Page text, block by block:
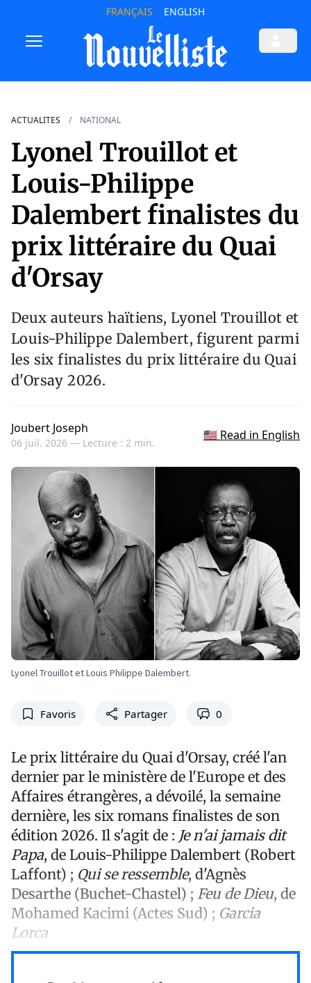
FRANÇAIS ENGLISH
ACTUALITES NATIONAL
Lyonel Trouillot et
Louis-Philippe
Dalembert finalistes du
prix littéraire du Quai
d'Orsay
Deux auteurs haïtiens, Lyonel Trouillot et
Louis-Philippe Dalembert, figurent parmi
les six finalistes du prix littéraire du Quai
d'Orsay 2026.
Joubert Joseph
06 juil. 2026 — Lecture : 2 min.
🇺🇸 Read in English
Lyonel Trouillot et Louis Philippe Dalembert.
Favoris Partager 0
Le prix littéraire du Quai d'Orsay, créé l'an
dernier par le ministère de l'Europe et des
Affaires étrangères, a dévoilé, la semaine
dernière, les six romans finalistes de son
édition 2026. Il s'agit de : Je n'ai jamais dit
Papa, de Louis-Philippe Dalembert (Robert
Laffont) ; Qui se ressemble, d'Agnès
Desarthe (Buchet-Chastel) ; Feu de Dieu, de
Mohamed Kacimi (Actes Sud) ; Garcia
Lorca